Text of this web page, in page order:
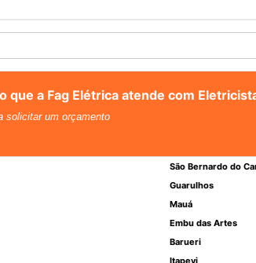
que a Fag Elétrica atende com
solicitar um orçamento
São Bernardo do
Guarulhos
Mauá
Embu das Artes
Barueri
Itapevi